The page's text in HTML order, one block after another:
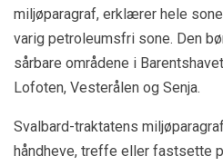
miljøparagraf, erklærer hele
varig petroleumsfri sone. Den
sårbare områdene i
Lofoten, Vesterålen og Senja.
Svalbard-traktatens
håndheve, treffe eller fastsette